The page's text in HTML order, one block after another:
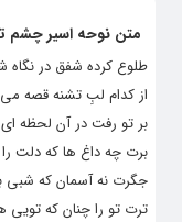
متن نوحه اسیر چشم
طلوع کرده شفق در نگاه
از کدام لبِ تشنه قصه
بر تو رفت در آن لحظه
برت چه داغ ها که دلت
جگرت نه آسمان که شبی
ترت تو را چنان که تویی